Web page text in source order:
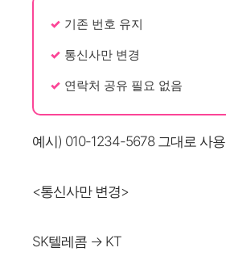
기존 번호 유지
통신사만 변경
연락처 공유 필요 없음
예시) 010-1234-5678 그대로 사용
<통신사만 변경>
SK텔레콤 → KT